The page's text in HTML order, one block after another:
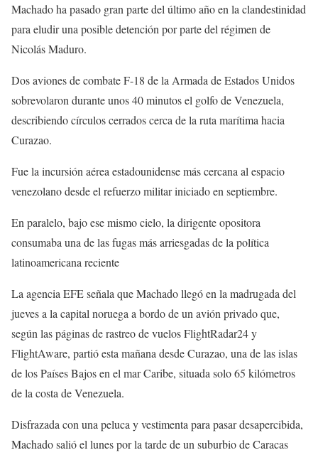
Machado ha pasado gran parte del último año en la clandestinidad
para eludir una posible detención por parte del régimen de
Nicolás Maduro.
Dos aviones de combate F-18 de la Armada de Estados Unidos
sobrevolaron durante unos 40 minutos el golfo de Venezuela,
describiendo círculos cerrados cerca de la ruta marítima hacia
Curazao.
Fue la incursión aérea estadounidense más cercana al espacio
venezolano desde el refuerzo militar iniciado en septiembre.
En paralelo, bajo ese mismo cielo, la dirigente opositora
consumaba una de las fugas más arriesgadas de la política
latinoamericana reciente
La agencia EFE señala que Machado llegó en la madrugada del
jueves a la capital noruega a bordo de un avión privado que,
según las páginas de rastreo de vuelos FlightRadar24 y
FlightAware, partió esta mañana desde Curazao, una de las islas
de los Países Bajos en el mar Caribe, situada solo 65 kilómetros
de la costa de Venezuela.
Disfrazada con una peluca y vestimenta para pasar desapercibida,
Machado salió el lunes por la tarde de un suburbio de Caracas